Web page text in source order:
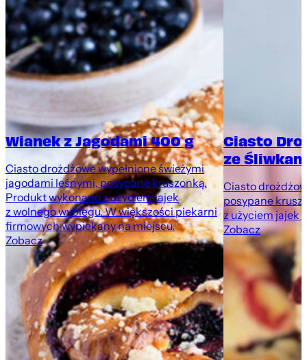
Wianek z Jagodami 400 g
Ciasto drożdżowe wypełnione świeżymi
jagodami leśnymi, posypane kruszonką.
Produkt wykonano z użyciem jajek
z wolnego wybiegu. W większości piekarni
firmowych wypiekany na miejscu.
Zobacz
Ciasto
ze
Ciasto
posypane
z użyciem jajek
Zobacz